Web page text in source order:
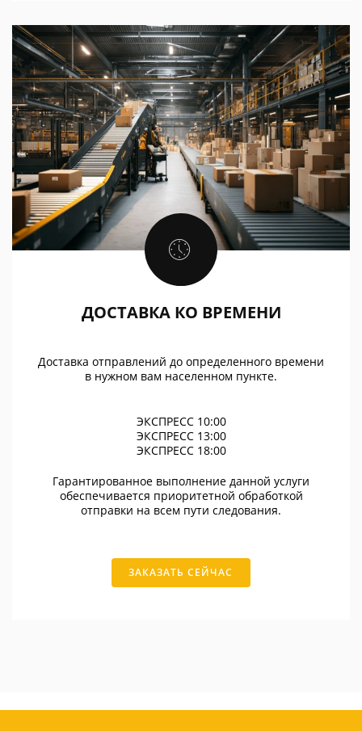
ДОСТАВКА КО ВРЕМЕНИ
Доставка отправлений до определенного времени
в нужном вам населенном пункте.
ЭКСПРЕСС 10:00
ЭКСПРЕСС 13:00
ЭКСПРЕСС 18:00
Гарантированное выполнение данной услуги
обеспечивается приоритетной обработкой
отправки на всем пути следования.
ЗАКАЗАТЬ СЕЙЧАС